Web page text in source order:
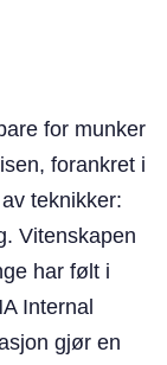
for munker
forankret i
teknikker:
Vitenskapen
har følt i
Internal
gjør en